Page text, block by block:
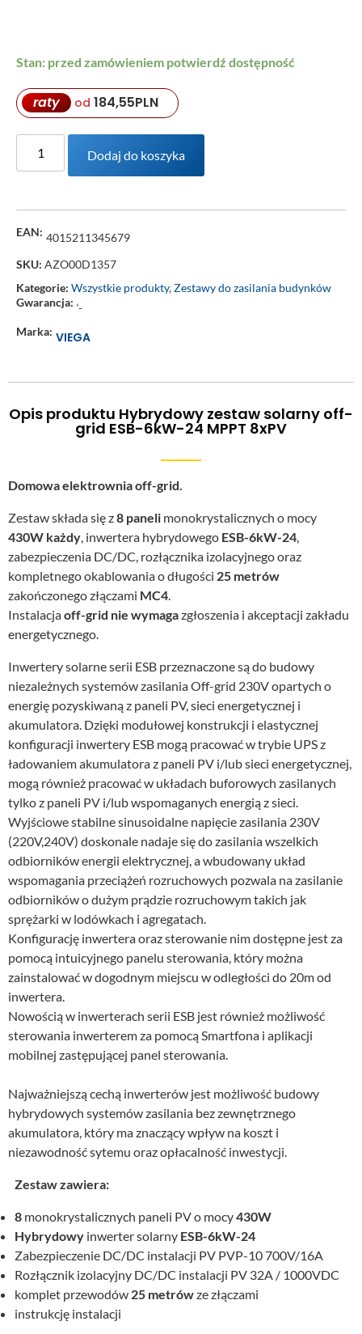
Stan: przed zamówieniem potwierdź dostępność
raty od 184,55PLN
Dodaj do koszyka
EAN: 4015211345679
SKU: AZO00D1357
Kategorie: Wszystkie produkty,Zestawy do zasilania budynków
Gwarancja: ‘-
Marka: VIEGA
Opis produktu Hybrydowy zestaw solarny off-
grid ESB-6kW-24 MPPT 8xPV
Domowa elektrownia off-grid.
Zestaw składa się z8 paneli monokrystalicznych o mocy
430W każdy , inwertera hybrydowego ESB-6kW-24
zabezpieczenia DC/DC, rozłącznika izolacyjnego oraz
kompletnego okablowania o długości 25 metrów
zakończonego złączami MC4
Instalacjaoff-grid nie wymagazgłoszenia i akceptacji zakładu
energetycznego.
Inwertery solarne serii ESB przeznaczone są do budowy
niezależnych systemów zasilania Off-grid 230V opartych o
energię pozyskiwaną z paneli PV, sieci energetycznej i
akumulatora. Dzięki modułowej konstrukcji i elastycznej
konfiguracji inwertery ESB mogą pracować w trybie UPS z
ładowaniem akumulatora z paneli PV i/lub sieci energetycznej,
mogą również pracować w układach buforowych zasilanych
tylko z paneli PV i/lub wspomaganych energią z sieci.
Wyjściowe stabilne sinusoidalne napięcie zasilania 230V
(220V,240V) doskonale nadaje się do zasilania wszelkich
odbiorników energii elektrycznej, a wbudowany układ
wspomagania przeciążeń rozruchowych pozwala na zasilanie
odbiorników o dużym prądzie rozruchowym takich jak
sprężarki w lodówkach i agregatach.
Konfigurację inwertera oraz sterowanie nim dostępne jest za
pomocą intuicyjnego panelu sterowania, który można
zainstalować w dogodnym miejscu w odległości do 20m od
inwertera.
Nowością w inwerterach serii ESB jest również możliwość
sterowania inwerterem za pomocą Smartfona i aplikacji
mobilnej zastępującej panel sterowania.
Najważniejszą cechą inwerterów jest możliwość budowy
hybrydowych systemów zasilania bez zewnętrznego
akumulatora, który ma znaczący wpływ na koszt i
niezawodność sytemu oraz opłacalność inwestycji.
Zestaw zawiera:
8 monokrystalicznych paneli PV o mocy430W
Hybrydowy inwerter solarny ESB-6kW-24
Zabezpieczenie DC/DC instalacji PV PVP-10 700V/16A
Rozłącznik izolacyjny DC/DC instalacji PV 32A / 1000VDC
komplet przewodów 25 metrówze złączami
instrukcję instalacji